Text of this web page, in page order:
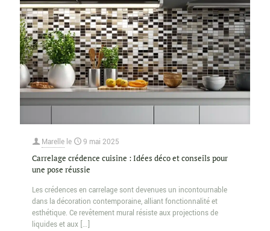
Marelle le 9 mai 2025
Carrelage crédence cuisine : Idées déco et conseils pour
une pose réussie
Les crédences en carrelage sont devenues un incontournable
dans la décoration contemporaine, alliant fonctionnalité et
esthétique. Ce revêtement mural résiste aux projections de
liquides et aux […]